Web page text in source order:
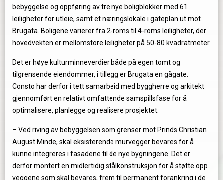
bebyggelse og oppføring av tre nye boligblokker med 61
leiligheter for utleie, samt et næringslokale i gateplan ut mot
Brugata. Boligene varierer fra 2-roms til 4-roms leiligheter, der
hovedvekten er mellomstore leiligheter på 50-80 kvadratmeter.
Det er høye kulturminneverdier både på egen tomt og
tilgrensende eiendommer, i tillegg er Brugata en gågate.
Consto har derfor i tett samarbeid med byggherre og arkitekt
gjennomført en relativt omfattende samspillsfase for å
optimalisere, planlegge og realisere prosjektet.
– Ved riving av bebyggelsen som grenser mot Prinds Christian
August Minde, skal eksisterende murvegger bevares for å
kunne integreres i fasadene til de nye bygningene. Det er
derfor montert en midlertidig stålkonstruksjon for å støtte opp
veggene som skal bevares, frem til permanent forankring i de